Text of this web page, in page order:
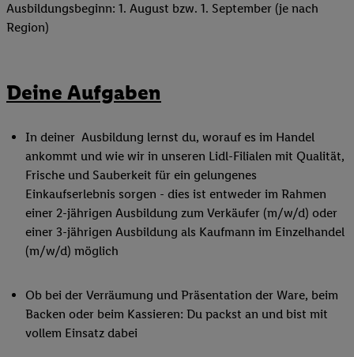
Ausbildungsbeginn: 1. August bzw. 1. September (je nach
Region)
Deine Aufgaben
In deiner Ausbildung lernst du, worauf es im Handel
ankommt und wie wir in unseren Lidl-Filialen mit Qualität,
Frische und Sauberkeit für ein gelungenes
Einkaufserlebnis sorgen - dies ist entweder im Rahmen
einer 2-jährigen Ausbildung zum Verkäufer (m/w/d) oder
einer 3-jährigen Ausbildung als Kaufmann im Einzelhandel
(m/w/d) möglich
Ob bei der Verräumung und Präsentation der Ware, beim
Backen oder beim Kassieren: Du packst an und bist mit
vollem Einsatz dabei